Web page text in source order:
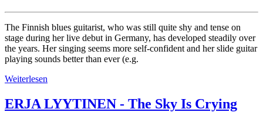
The Finnish blues guitarist, who was still quite shy and tense on
stage during her live debut in Germany, has developed steadily over
the years. Her singing seems more self-confident and her slide guitar
playing sounds better than ever (e.g.
Weiterlesen
ERJA LYYTINEN - The Sky Is Crying